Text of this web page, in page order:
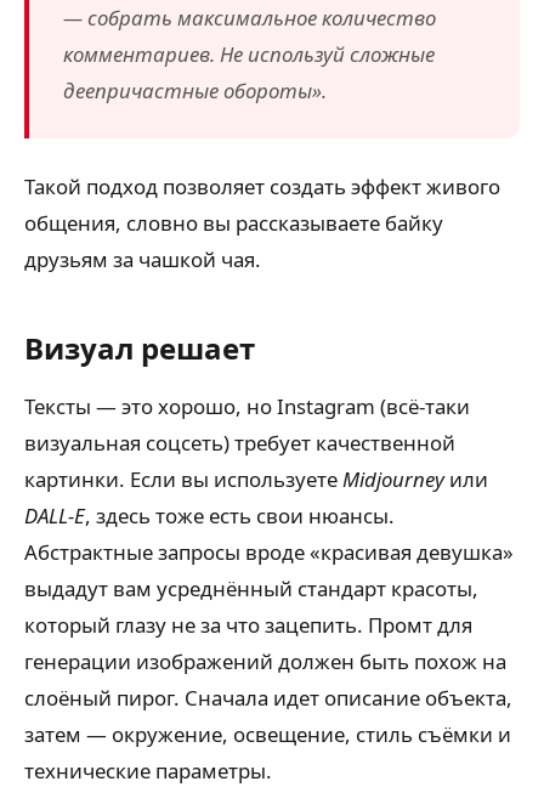
— собрать максимальное количество
комментариев. Не используй сложные
деепричастные обороты».
Такой подход позволяет создать эффект живого
общения, словно вы рассказываете байку
друзьям за чашкой чая.
Визуал решает
Тексты — это хорошо, но Instagram (всё-таки
визуальная соцсеть) требует качественной
картинки. Если вы используетеMidjourneyили
DALL-E, здесь тоже есть свои нюансы.
Абстрактные запросы вроде «красивая девушка»
выдадут вам усреднённый стандарт красоты,
который глазу не за что зацепить. Промт для
генерации изображений должен быть похож на
слоёный пирог. Сначала идет описание объекта,
затем — окружение, освещение, стиль съёмки и
технические параметры.